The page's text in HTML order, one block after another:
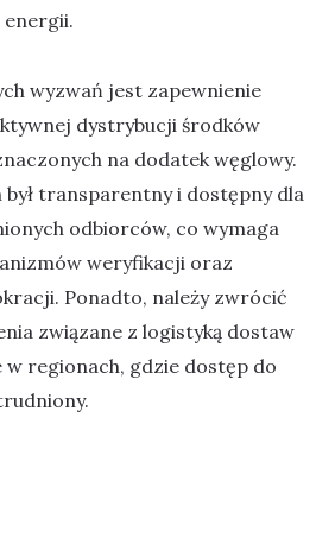
energii.
wyzwań jest zapewnienie
dystrybucji środków
na dodatek węglowy.
był transparentny i dostępny dla
odbiorców, co wymaga
weryfikacji oraz
Ponadto, należy zwrócić
związane z logistyką dostaw
w regionach, gdzie dostęp do